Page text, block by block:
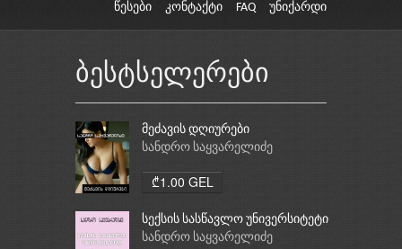
წესები კონტაქტი FAQ უნიქარდი
ბესტსელერები
მეძავის დღიურები
სანდრო საყვარელიძე
₾1.00 GEL
სექსის სასწავლო უნივერსიტეტი
სანდრო საყვარელიძე